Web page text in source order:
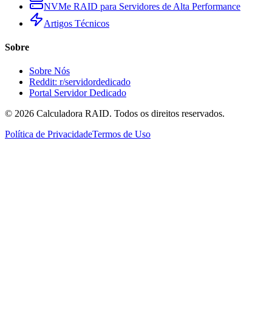
NVMe RAID para Servidores de Alta Performance
Artigos Técnicos
Sobre
Sobre Nós
Reddit: r/servidordedicado
Portal Servidor Dedicado
© 2026 Calculadora RAID. Todos os direitos reservados.
Política de PrivacidadeTermos de Uso